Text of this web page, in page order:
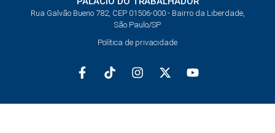
Rua Galvão Bueno 782, CEP 01506-000 - Bairro da Liberdade,
São Paulo/SP
Política de privacidade